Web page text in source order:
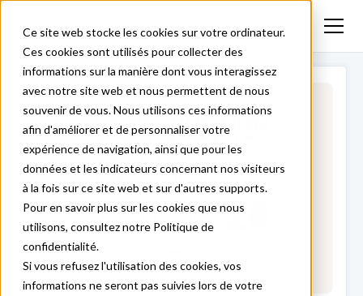
Ce site web stocke les cookies sur votre ordinateur.
Ces cookies sont utilisés pour collecter des
informations sur la manière dont vous interagissez
avec notre site web et nous permettent de nous
souvenir de vous. Nous utilisons ces informations
afin d'améliorer et de personnaliser votre
expérience de navigation, ainsi que pour les
données et les indicateurs concernant nos visiteurs
à la fois sur ce site web et sur d'autres supports.
Pour en savoir plus sur les cookies que nous
utilisons, consultez notre Politique de
confidentialité.
Si vous refusez l'utilisation des cookies, vos
informations ne seront pas suivies lors de votre